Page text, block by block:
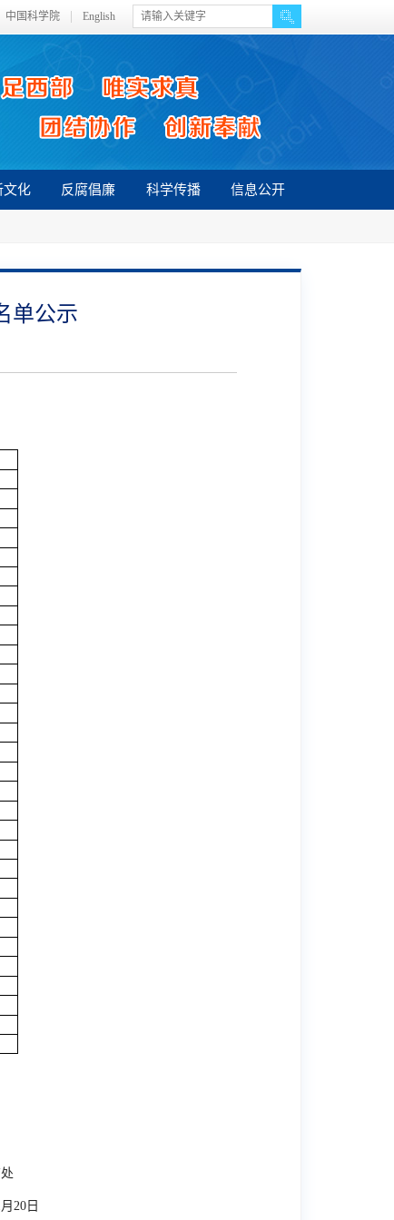
中国科学院 English
文化 反腐倡廉 科学传播 信息公开
单公示
月 20 日